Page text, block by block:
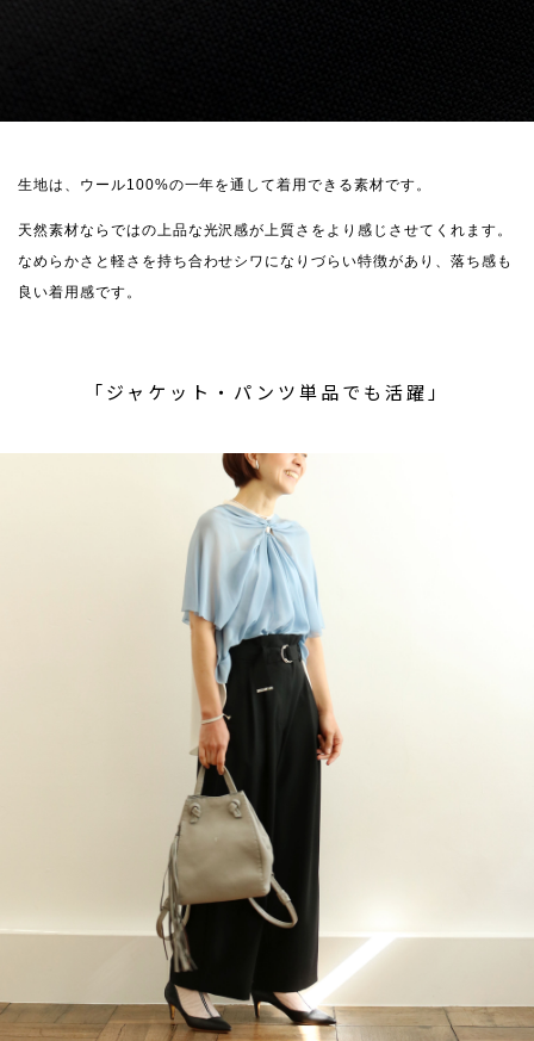
生地は、ウール100%の一年を通して着用できる素材です。
天然素材ならではの上品な光沢感が上質さをより感じさせてくれます。
なめらかさと軽さを持ち合わせシワになりづらい特徴があり、落ち感も
良い着用感です。
「ジャケット・パンツ単品でも活躍」